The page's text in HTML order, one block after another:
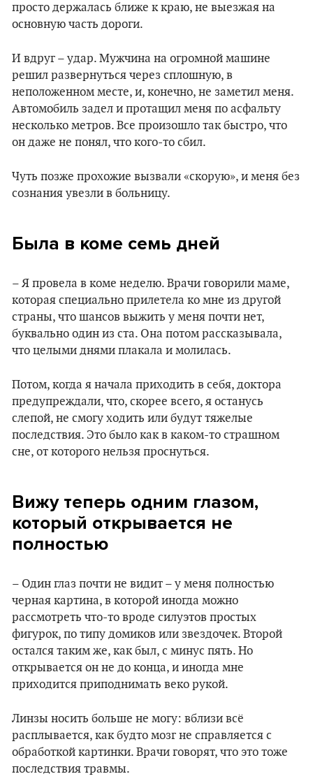
просто держалась ближе к краю, не выезжая на
основную часть дороги.
И вдруг – удар. Мужчина на огромной машине
решил развернуться через сплошную, в
неположенном месте, и, конечно, не заметил меня.
Автомобиль задел и протащил меня по асфальту
несколько метров. Все произошло так быстро, что
он даже не понял, что кого-то сбил.
Чуть позже прохожие вызвали «скорую», и меня без
сознания увезли в больницу.
Была в коме семь дней
– Я провела в коме неделю. Врачи говорили маме,
которая специально прилетела ко мне из другой
страны, что шансов выжить у меня почти нет,
буквально один из ста. Она потом рассказывала,
что целыми днями плакала и молилась.
Потом, когда я начала приходить в себя, доктора
предупреждали, что, скорее всего, я останусь
слепой, не смогу ходить или будут тяжелые
последствия. Это было как в каком-то страшном
сне, от которого нельзя проснуться.
Вижу теперь одним глазом,
который открывается не
полностью
– Один глаз почти не видит – у меня полностью
черная картина, в которой иногда можно
рассмотреть что-то вроде силуэтов простых
фигурок, по типу домиков или звездочек. Второй
остался таким же, как был, с минус пять. Но
открывается он не до конца, и иногда мне
приходится приподнимать веко рукой.
Линзы носить больше не могу: вблизи всё
расплывается, как будто мозг не справляется с
обработкой картинки. Врачи говорят, что это тоже
последствия травмы.